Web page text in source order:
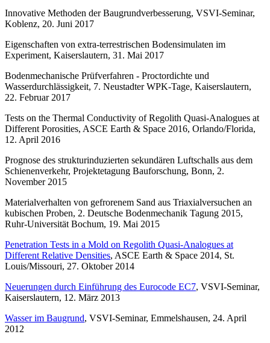
Innovative Methoden der Baugrundverbesserung, VSVI-Seminar,
Koblenz, 20. Juni 2017
Eigenschaften von extra-terrestrischen Bodensimulaten im
Experiment, Kaiserslautern, 31. Mai 2017
Bodenmechanische Prüfverfahren - Proctordichte und
Wasserdurchlässigkeit, 7. Neustadter WPK-Tage, Kaiserslautern,
22. Februar 2017
Tests on the Thermal Conductivity of Regolith Quasi-Analogues at
Different Porosities, ASCE Earth & Space 2016, Orlando/Florida,
12. April 2016
Prognose des strukturinduzierten sekundären Luftschalls aus dem
Schienenverkehr, Projektetagung Bauforschung, Bonn, 2.
November 2015
Materialverhalten von gefrorenem Sand aus Triaxialversuchen an
kubischen Proben, 2. Deutsche Bodenmechanik Tagung 2015,
Ruhr-Universität Bochum, 19. Mai 2015
Penetration Tests in a Mold on Regolith Quasi-Analogues at
Different Relative Densities, ASCE Earth & Space 2014, St.
Louis/Missouri, 27. Oktober 2014
Neuerungen durch Einführung des Eurocode EC7, VSVI-Seminar,
Kaiserslautern, 12. März 2013
Wasser im Baugrund, VSVI-Seminar, Emmelshausen, 24. April
2012